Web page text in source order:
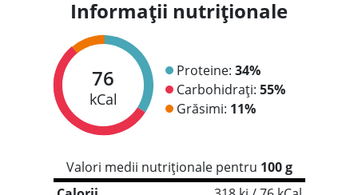
Informații nutriționale
76
kCal
Proteine: 34%
Carbohidrați: 55%
Grăsimi: 11%
Valori medii nutriționale pentru 100 g